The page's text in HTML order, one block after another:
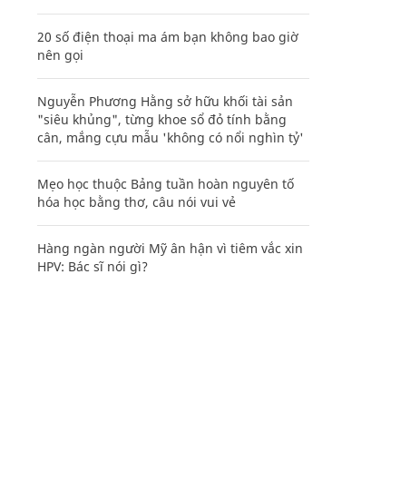
20 số điện thoại ma ám bạn không bao giờ
nên gọi
Nguyễn Phương Hằng sở hữu khối tài sản
"siêu khủng", từng khoe sổ đỏ tính bằng
cân, mắng cựu mẫu 'không có nổi nghìn tỷ'
Mẹo học thuộc Bảng tuần hoàn nguyên tố
hóa học bằng thơ, câu nói vui vẻ
Hàng ngàn người Mỹ ân hận vì tiêm vắc xin
HPV: Bác sĩ nói gì?